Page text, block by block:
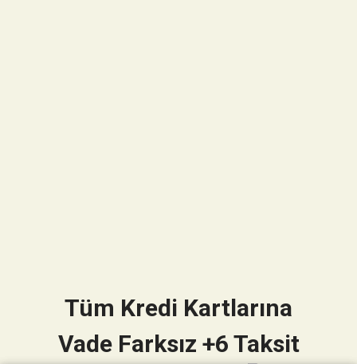
Tüm Kredi Kartlarına
Vade Farksız +6 Taksit